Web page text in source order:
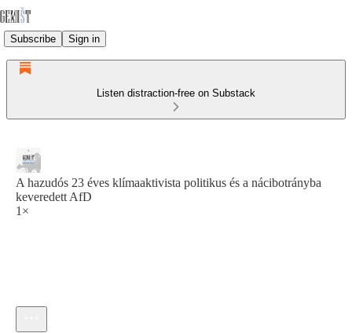
Subscribe Sign in
Listen distraction-free on Substack
A hazudós 23 éves klímaaktivista politikus és a nácibotrányba
keveredett AfD
1×